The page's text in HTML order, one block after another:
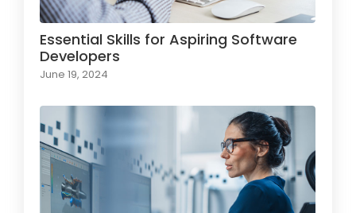
Essential Skills for Aspiring Software
Developers
June 19, 2024